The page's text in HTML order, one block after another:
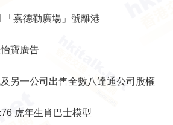
「嘉德勒廣場」號離港
寶廣告
另一公司出售全數八達通公司股權
虎年生肖巴士模型